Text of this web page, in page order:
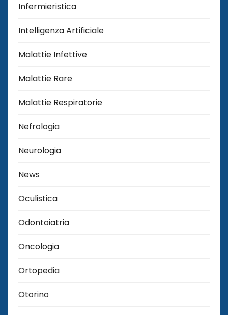
Infermieristica
Intelligenza Artificiale
Malattie Infettive
Malattie Rare
Malattie Respiratorie
Nefrologia
Neurologia
News
Oculistica
Odontoiatria
Oncologia
Ortopedia
Otorino